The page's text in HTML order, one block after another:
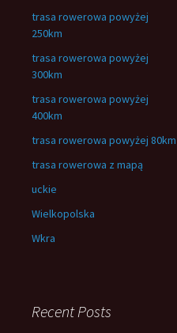
trasa rowerowa powyżej
250km
trasa rowerowa powyżej
300km
trasa rowerowa powyżej
400km
trasa rowerowa powyżej 80km
trasa rowerowa z mapą
uckie
Wielkopolska
Wkra
Recent Posts